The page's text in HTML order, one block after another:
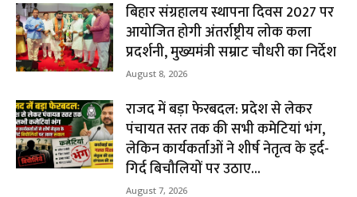
बिहार संग्रहालय स्थापना दिवस 2027 पर
आयोजित होगी अंतर्राष्ट्रीय लोक कला
प्रदर्शनी, मुख्यमंत्री सम्राट चौधरी का निर्देश
August 8, 2026
राजद में बड़ा फेरबदल: प्रदेश से लेकर
पंचायत स्तर तक की सभी कमेटियां भंग,
लेकिन कार्यकर्ताओं ने शीर्ष नेतृत्व के इर्द-
गिर्द बिचौलियों पर उठाए...
August 7, 2026